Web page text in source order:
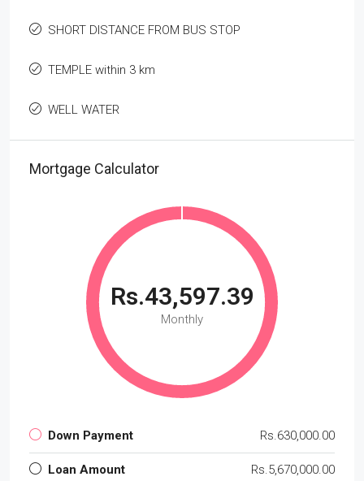
SHORT DISTANCE FROM BUS STOP
TEMPLE within 3 km
WELL WATER
Mortgage Calculator
Rs.43,597.39
Monthly
Down Payment Rs.630,000.00
Loan Amount Rs.5,670,000.00